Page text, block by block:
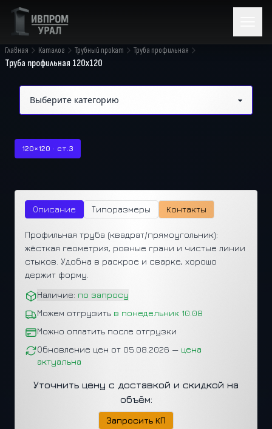
Главная Каталог Трубный прокат Труба профильная
Труба профильная 120x120
120×120 · ст.3
Описание Типоразмеры Контакты
Профильная труба (квадрат/прямоугольник):
жёсткая геометрия, ровные грани и чистые линии
стыков. Удобна в раскрое и сварке, хорошо
держит форму.
Наличие: по запросу
Можем отгрузить в понедельник 10.08
Можно оплатить после отгрузки
Обновление цен от 05.08.2026 — цена
актуальна
Уточнить цену с доставкой и скидкой на
объём:
Запросить КП